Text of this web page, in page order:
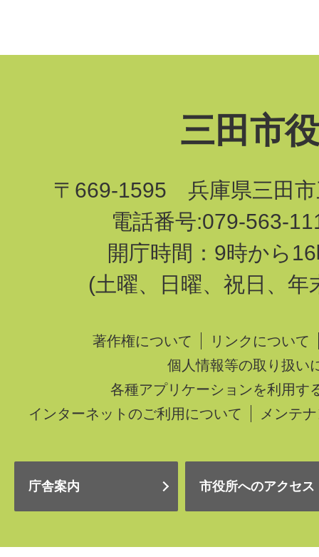
三田市
〒669-1595 兵庫県三田市
電話番号:079-563-
開庁時間：9時から
(土曜、日曜、祝日、年
著作権について
リンクについて
個人情報等の取り扱い
各種アプリケーションを利用す
インターネットのご利用について
メンテ
庁舎案内 市役所へのアクセス